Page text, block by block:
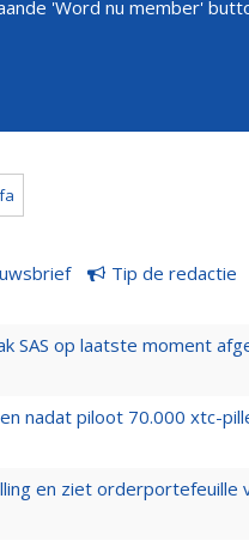
'Word nu member'
Tip de redactie
SAS op laatste moment
nadat piloot 70.000 xtc-
en ziet orderportefeuille